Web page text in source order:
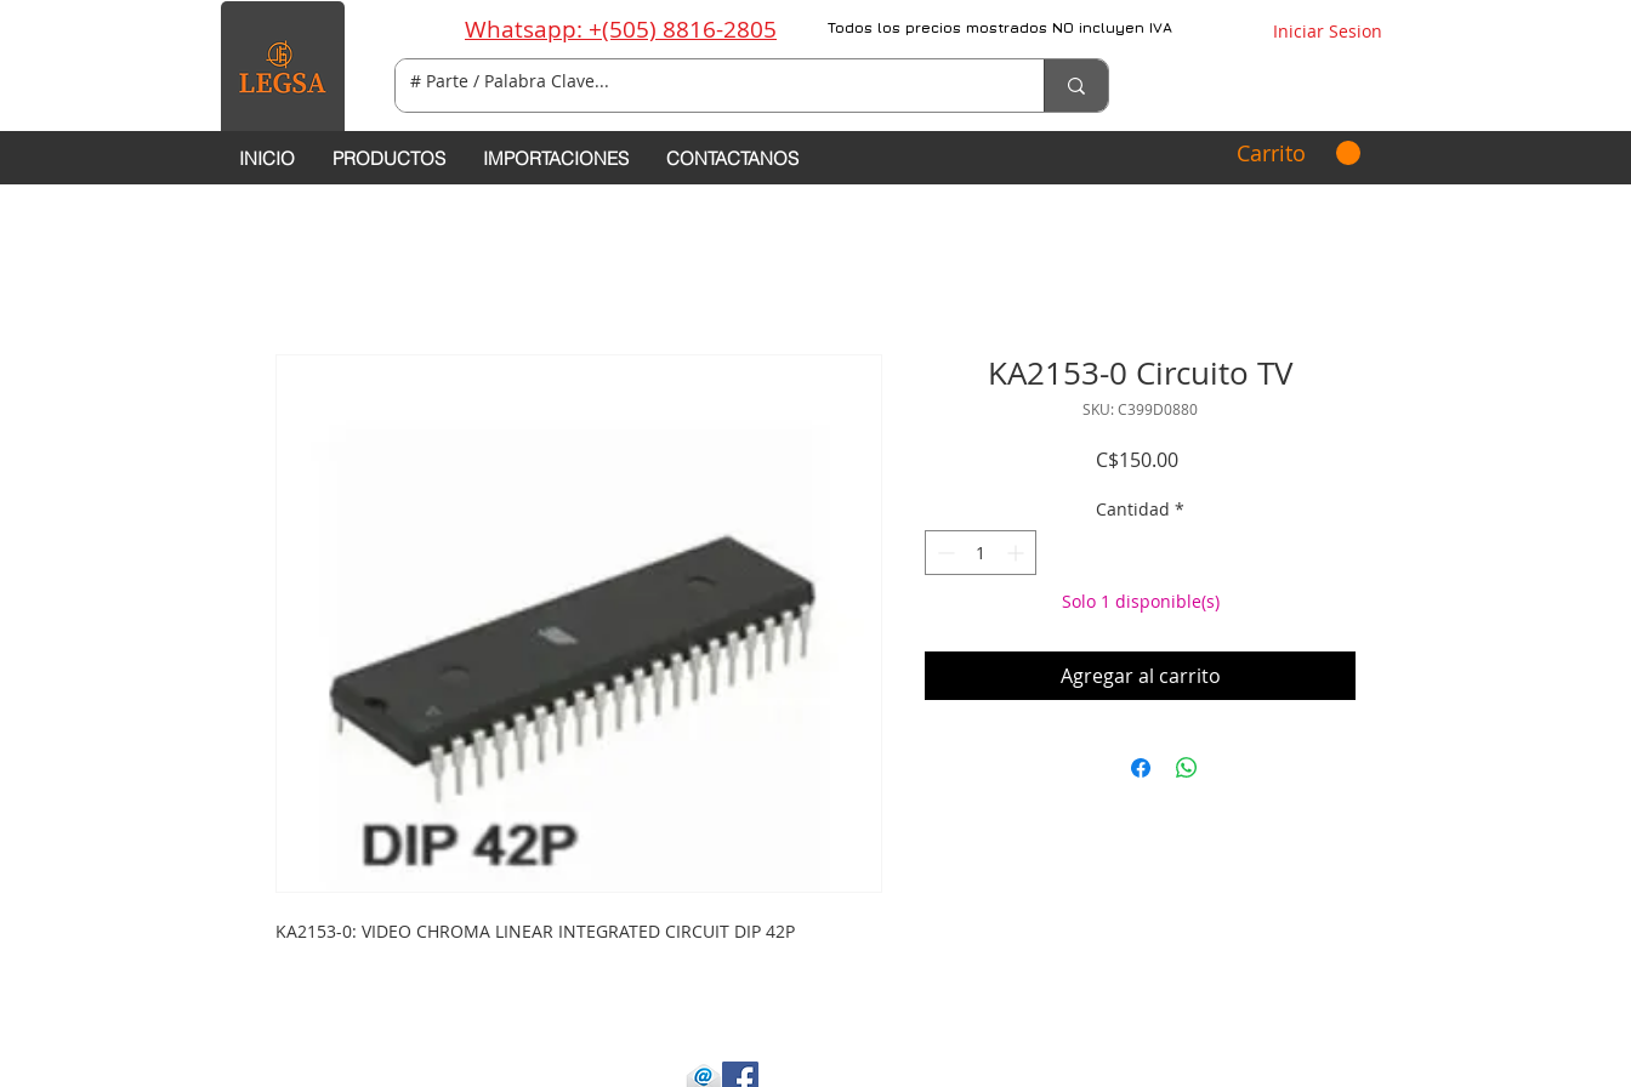
Whatsapp: +(505) 8816-2805 Todos los precios mostrados NO incluyen IVA Iniciar Sesion
INICIO PRODUCTOS IMPORTACIONES CONTACTANOS Carrito
KA2153-0: VIDEO CHROMA LINEAR INTEGRATED CIRCUIT DIP 42P
KA2153-0 Circuito TV
SKU: C399D0880
C$150.00Precio
Cantidad *
Solo 1 disponible(s)
Agregar al carrito